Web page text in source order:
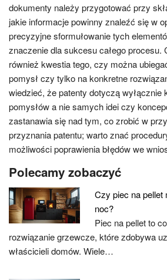
dokumenty należy przygotować przy
jakie informacje powinny znaleźć się w
precyzyjne sformułowanie tych
znaczenie dla sukcesu całego procesu.
również kwestia tego, czy można
pomysł czy tylko na konkretne
wiedzieć, że patenty dotyczą wyłącznie
pomysłów a nie samych idei czy
zastanawia się nad tym, co zrobić w
przyznania patentu; warto znać
możliwości poprawienia błędów we
Polecamy zobaczyć
Czy piec na pellet
noc?
Piec na pellet to
rozwiązanie grzewcze, które zdobywa
właścicieli domów. Wiele…